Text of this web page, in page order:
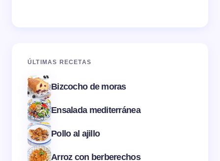
ÚLTIMAS RECETAS
Bizcocho de moras
Ensalada mediterránea
Pollo al ajillo
Arroz con berberechos